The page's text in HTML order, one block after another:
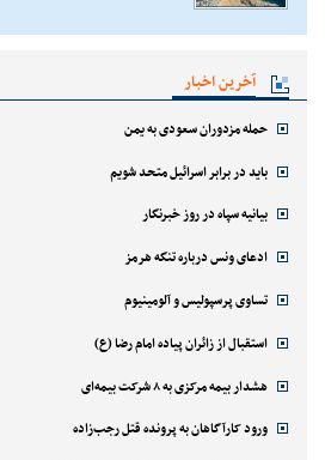
آخرین اخبار
حمله مزدوران سعودی به یمن
باید در برابر اسرائیل متحد شویم
بیانیه سپاه در روز خبرنگار
ادعای ونس درباره تنگه هرمز
تساوی پرسپولیس و آلومینیوم
استقبال از زائران پیاده امام رضا (ع)
هشدار بیمه مرکزی به ۸ شرکت بیمه‌ای
ورود کارآگاهان به پرونده قتل رجب‌زاده